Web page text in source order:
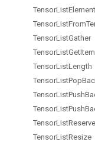
TensorListElement
TensorListFrom
TensorListGather
TensorListGetItem
TensorListLength
TensorListPop
TensorListPush
TensorListPush
TensorListReserve
TensorListResize